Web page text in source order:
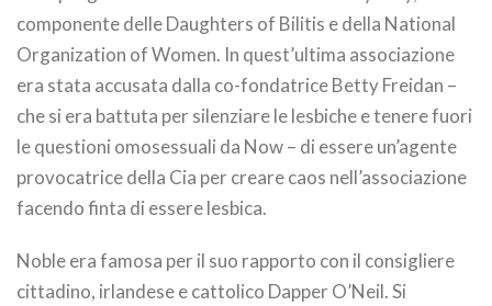
componente delle Daughters of Bilitis e della National
Organization of Women. In quest’ultima associazione
era stata accusata dalla co-fondatrice Betty Freidan –
che si era battuta per silenziare le lesbiche e tenere fuori
le questioni omosessuali da Now – di essere un’agente
provocatrice della Cia per creare caos nell’associazione
facendo finta di essere lesbica.
Noble era famosa per il suo rapporto con il consigliere
cittadino, irlandese e cattolico Dapper O’Neil. Si